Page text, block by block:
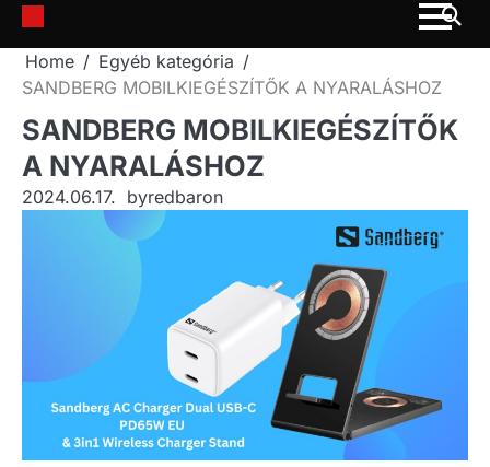
Skip
content
Home
Egyéb kategória
SANDBERG MOBILKIEGÉSZÍTŐK A NYARALÁSHOZ
SANDBERG MOBILKIEGÉSZÍTŐK
A NYARALÁSHOZ
2024.06.17. byredbaron